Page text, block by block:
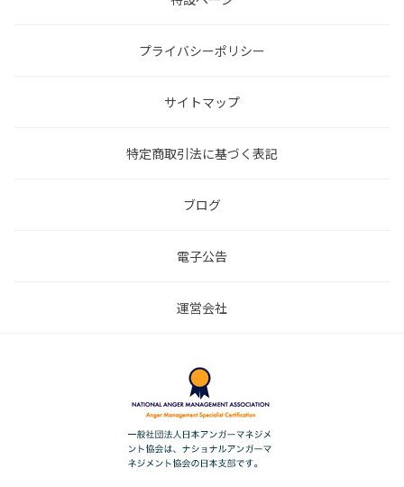
プライバシーポリシー
サイトマップ
特定商取引法に基づく表記
ブログ
電子公告
運営会社